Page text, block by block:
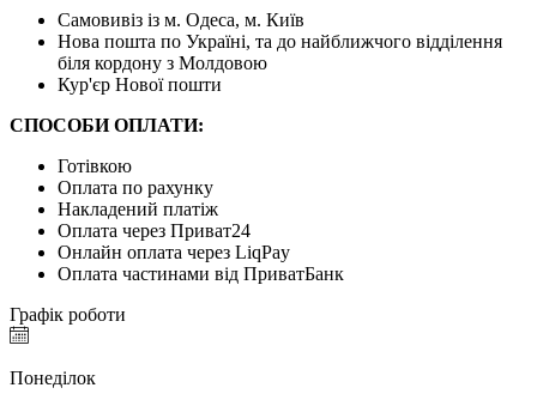
Самовивіз із м. Одеса, м. Київ
Нова пошта по Україні, та до найближчого відділення
біля кордону з Молдовою
Кур'єр Нової пошти
СПОСОБИ ОПЛАТИ:
Готівкою
Оплата по рахунку
Накладений платіж
Оплата через Приват24
Онлайн оплата через LiqPay
Оплата частинами від ПриватБанк
Графік роботи
Понеділок